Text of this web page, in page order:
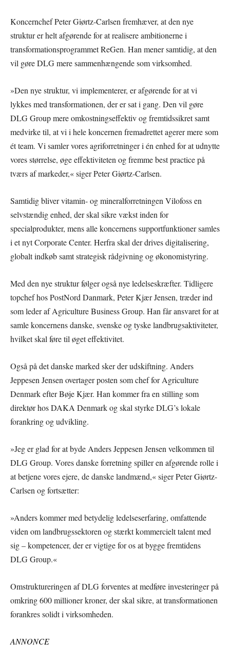
Koncernchef Peter Giørtz-Carlsen fremhæver, at den nye
struktur er helt afgørende for at realisere ambitionerne i
transformationsprogrammet ReGen. Han mener samtidig, at den
vil gøre DLG mere sammenhængende som virksomhed.
»Den nye struktur, vi implementerer, er afgørende for at vi
lykkes med transformationen, der er sat i gang. Den vil gøre
DLG Group mere omkostningseffektiv og fremtidssikret samt
medvirke til, at vi i hele koncernen fremadrettet agerer mere som
ét team. Vi samler vores agriforretninger i én enhed for at udnytte
vores størrelse, øge effektiviteten og fremme best practice på
tværs af markeder,« siger Peter Giørtz-Carlsen.
Samtidig bliver vitamin- og mineralforretningen Vilofoss en
selvstændig enhed, der skal sikre vækst inden for
specialprodukter, mens alle koncernens supportfunktioner samles
i et nyt Corporate Center. Herfra skal der drives digitalisering,
globalt indkøb samt strategisk rådgivning og økonomistyring.
Med den nye struktur følger også nye ledelseskræfter. Tidligere
topchef hos PostNord Danmark, Peter Kjær Jensen, træder ind
som leder af Agriculture Business Group. Han får ansvaret for at
samle koncernens danske, svenske og tyske landbrugsaktiviteter,
hvilket skal føre til øget effektivitet.
Også på det danske marked sker der udskiftning. Anders
Jeppesen Jensen overtager posten som chef for Agriculture
Denmark efter Bøje Kjær. Han kommer fra en stilling som
direktør hos DAKA Denmark og skal styrke DLG’s lokale
forankring og udvikling.
»Jeg er glad for at byde Anders Jeppesen Jensen velkommen til
DLG Group. Vores danske forretning spiller en afgørende rolle i
at betjene vores ejere, de danske landmænd,« siger Peter Giørtz-
Carlsen og fortsætter:
»Anders kommer med betydelig ledelseserfaring, omfattende
viden om landbrugssektoren og stærkt kommercielt talent med
sig – kompetencer, der er vigtige for os at bygge fremtidens
DLG Group.«
Omstruktureringen af DLG forventes at medføre investeringer på
omkring 600 millioner kroner, der skal sikre, at transformationen
forankres solidt i virksomheden.
ANNONCE